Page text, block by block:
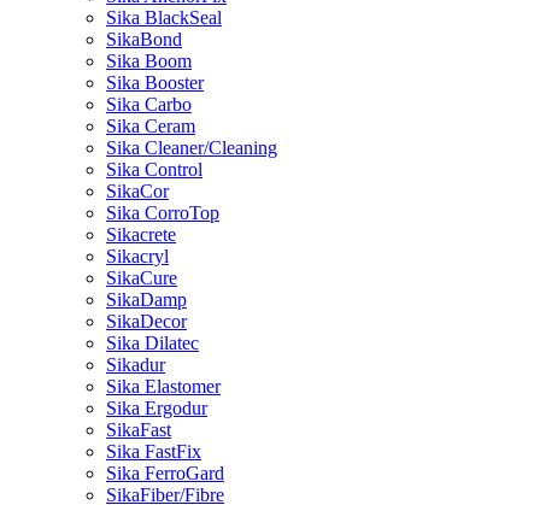
Sika BlackSeal
SikaBond
Sika Boom
Sika Booster
Sika Carbo
Sika Ceram
Sika Cleaner/Cleaning
Sika Control
SikaCor
Sika CorroTop
Sikacrete
Sikacryl
SikaCure
SikaDamp
SikaDecor
Sika Dilatec
Sikadur
Sika Elastomer
Sika Ergodur
SikaFast
Sika FastFix
Sika FerroGard
SikaFiber/Fibre